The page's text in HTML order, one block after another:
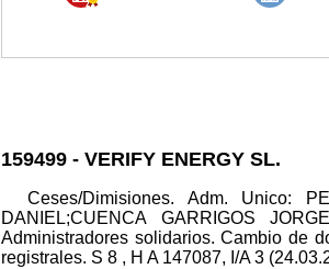
159499 - VERIFY ENERGY SL.
Ceses/Dimisiones. Adm. Unico:
DANIEL;CUENCA GARRIGOS
Administradores solidarios. Cambio de
registrales. S 8 , H A 147087, I/A 3